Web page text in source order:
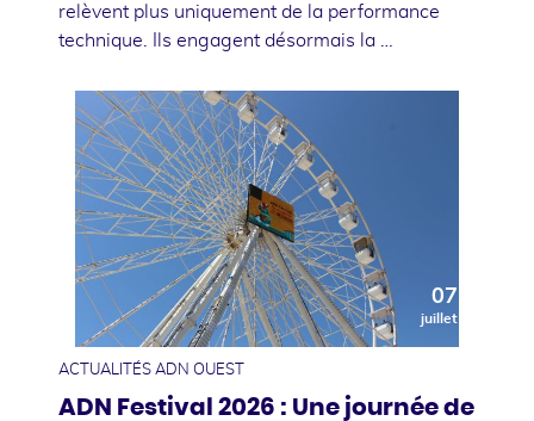
relèvent plus uniquement de la performance
technique. Ils engagent désormais la …
07
juillet
ACTUALITÉS ADN OUEST
ADN Festival 2026 : Une journée de